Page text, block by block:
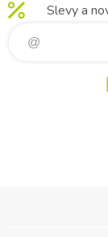
Slevy a